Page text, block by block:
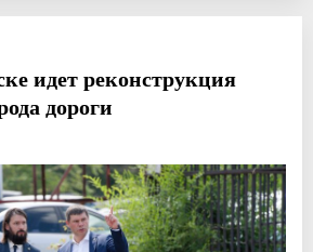
идет реконструкция
дороги